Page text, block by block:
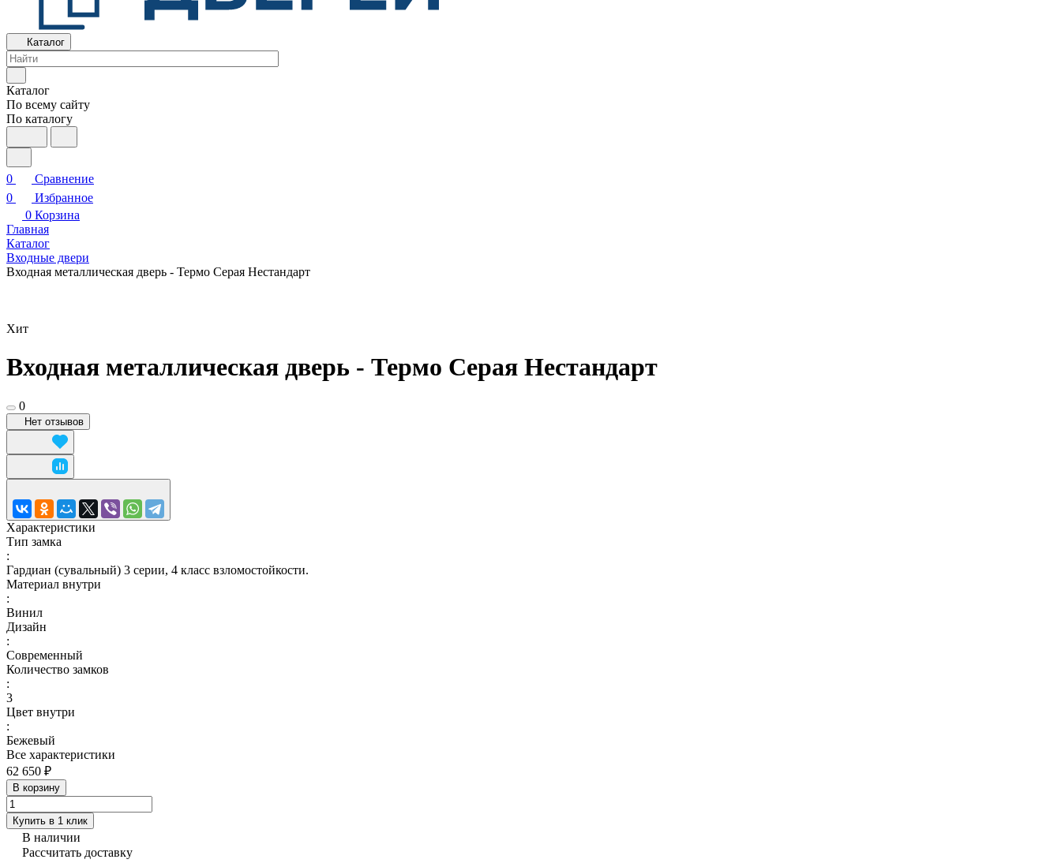
Каталог
Каталог
По всему сайту
По каталогу
0
Сравнение
0
Избранное
0 Корзина
Главная
Каталог
Входные двери
Входная металлическая дверь - Термо Серая Нестандарт
Хит
Входная металлическая дверь - Термо Серая Нестандарт
0
Нет отзывов
Характеристики
Тип замка
:
Гардиан (сувальный) 3 серии, 4 класс взломостойкости.
Материал внутри
:
Винил
Дизайн
:
Современный
Количество замков
:
3
Цвет внутри
:
Бежевый
Все характеристики
62 650 ₽
В корзину
Купить в 1 клик
В наличии
Рассчитать доставку